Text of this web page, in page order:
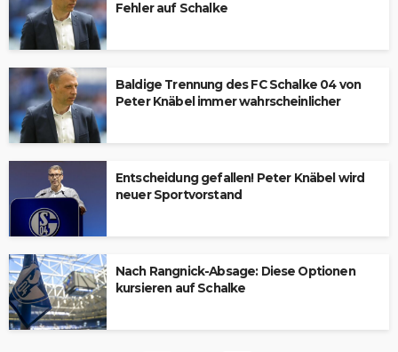
Fehler auf Schalke
Baldige Trennung des FC Schalke 04 von
Peter Knäbel immer wahrscheinlicher
Entscheidung gefallen! Peter Knäbel wird
neuer Sportvorstand
Nach Rangnick-Absage: Diese Optionen
kursieren auf Schalke